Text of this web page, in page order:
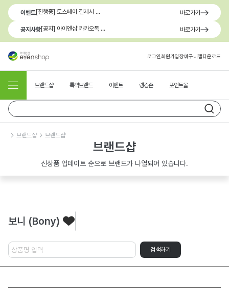
이벤트 [진행중] 토스페이 결제시 최대 1.3만원 혜택 바로가기
공지사항 [공지] 아이엔샵 카카오톡 1:1 문의 채널 이용 안내 바로가기
로그인회원가입장바구니앱다운로드
브랜드샵 특약브랜드 이벤트 랭킹존 포인트몰
브랜드샵 브랜드샵
브랜드샵
신상품 업데이트 순으로 브랜드가 나열되어 있습니다.
보니 (Bony)
검색하기